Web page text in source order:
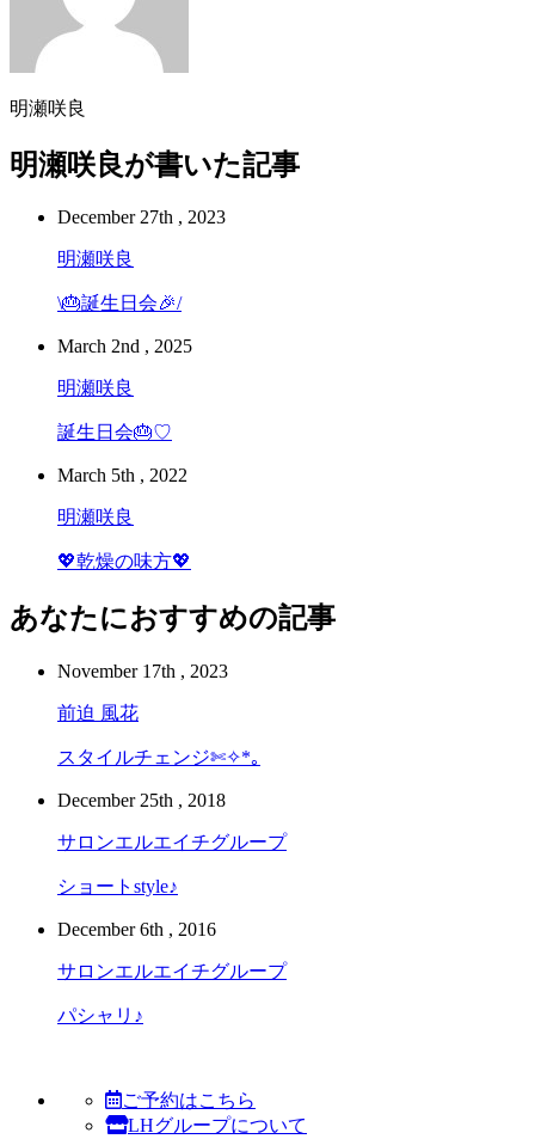
明瀬咲良
明瀬咲良が書いた記事
December 27th , 2023
明瀬咲良
\🎂誕生日会🎉/
March 2nd , 2025
明瀬咲良
誕生日会🎂♡
March 5th , 2022
明瀬咲良
💖乾燥の味方💖
あなたにおすすめの記事
November 17th , 2023
前迫 風花
スタイルチェンジ✄ ✧*｡
December 25th , 2018
サロンエルエイチグループ
ショートstyle♪
December 6th , 2016
サロンエルエイチグループ
パシャリ♪
ご予約はこちら
LHグループについて